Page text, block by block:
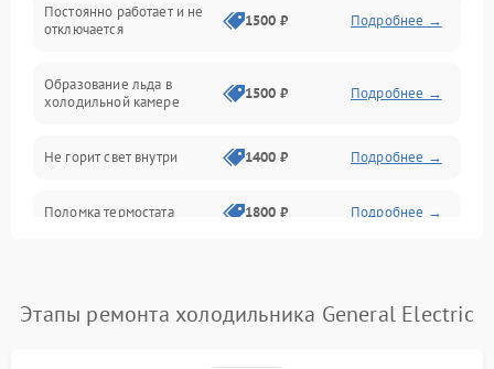
Постоянно работает и не
отключается
1500 ₽ Подробнее →
Образование льда в
холодильной камере
1500 ₽ Подробнее →
Не горит свет внутри 1400 ₽ Подробнее →
Поломка термостата 1800 ₽ Подробнее →
Поломка системы No Frost 2600 ₽ Подробнее →
Этапы ремонта холодильника General Electric